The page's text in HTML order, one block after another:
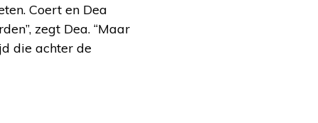
Coert en Dea
zegt Dea. “Maar
die achter de